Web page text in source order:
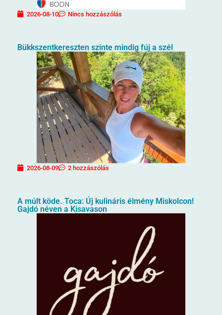
2026-08-10 Nincs hozzászólás
Bükkszentkereszten szinte mindig fúj a szél
2026-08-09 2 hozzászólás
A múlt köde. Toca: Új kulináris élmény Miskolcon!
Gajdó néven a Kisavason